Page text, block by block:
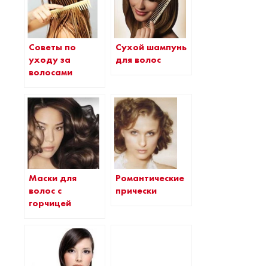
Советы по
уходу за
волосами
Сухой шампунь
для волос
Маски для
волос с
горчицей
Романтические
прически